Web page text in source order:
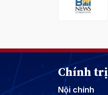
Chính trị
Nội chính